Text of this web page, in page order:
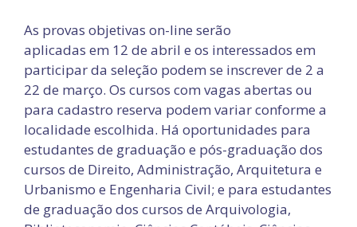
As provas objetivas on-line serão
aplicadas em 12 de abril e os interessados em
participar da seleção podem se inscrever de 2 a
22 de março. Os cursos com vagas abertas ou
para cadastro reserva podem variar conforme a
localidade escolhida. Há oportunidades para
estudantes de graduação e pós-graduação dos
cursos de Direito, Administração, Arquitetura e
Urbanismo e Engenharia Civil; e para estudantes
de graduação dos cursos de Arquivologia,